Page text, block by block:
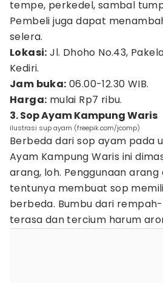
tempe, perkedel, sambal
Pembeli juga dapat
selera.
Lokasi: Jl. Dhoho No.43,
Kediri.
Jam buka: 06.00-12.30 WIB.
Harga: mulai Rp7 ribu.
3. Sop Ayam Kampung Waris
ilustrasi sup ayam (freepik.com/jcomp)
Berbeda dari sop ayam pada
Ayam Kampung Waris ini
arang, loh. Penggunaan
tentunya membuat sop
berbeda. Bumbu dari
terasa dan tercium harum